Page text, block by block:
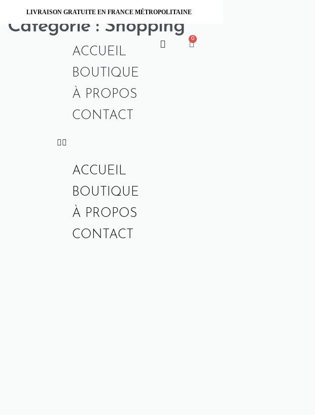
LIVRAISON GRATUITE EN FRANCE MÉTROPOLITAINE
ACCUEIL
BOUTIQUE
À PROPOS
CONTACT
ACCUEIL
BOUTIQUE
À PROPOS
CONTACT
0
Catégorie : Shopping
Friday Finest The Best of The Week
ANNICK ATTAKUY OCTOBRE 20, 2016